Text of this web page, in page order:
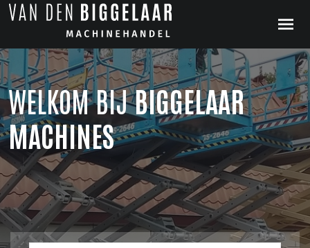
WELKOM BIJBIGGELAAR
MACHINES